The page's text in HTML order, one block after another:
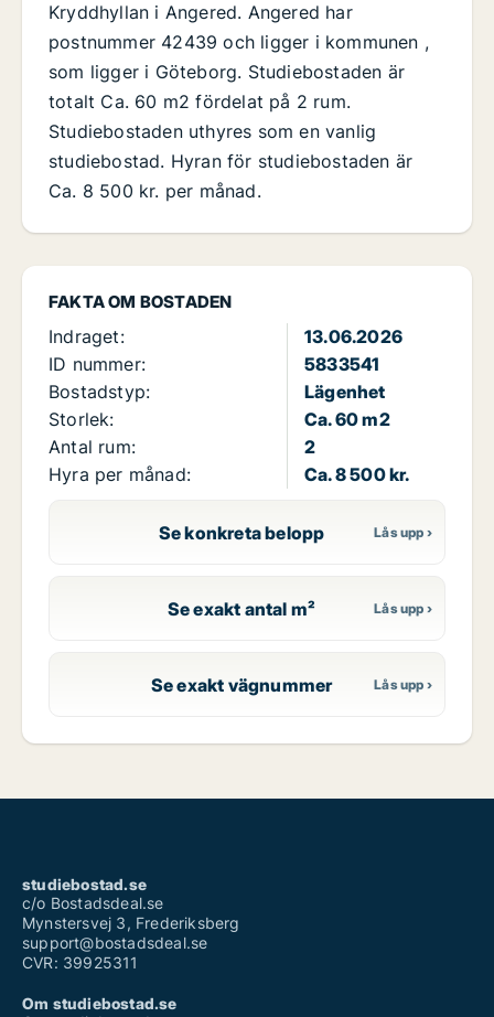
FAKTA OM BOSTADEN
Indraget:
13.06.2026
ID nummer:
5833541
Bostadstyp:
Lägenhet
Storlek:
Ca. 60 m2
Antal rum:
2
Hyra per månad:
Ca. 8 500 kr.
Se konkreta belopp
Se exakt antal m²
Se exakt vägnummer
Kryddhyllan i Angered. Angered har
postnummer 42439 och ligger i kommunen ,
som ligger i Göteborg. Studiebostaden är
totalt Ca. 60 m2 fördelat på 2 rum.
Studiebostaden uthyres som en vanlig
studiebostad. Hyran för studiebostaden är
Ca. 8 500 kr. per månad.
studiebostad.se
c/o Bostadsdeal.se
Mynstersvej 3, Frederiksberg
support@bostadsdeal.se
CVR: 39925311
Om studiebostad.se